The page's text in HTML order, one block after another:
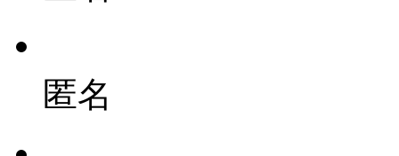
匿名